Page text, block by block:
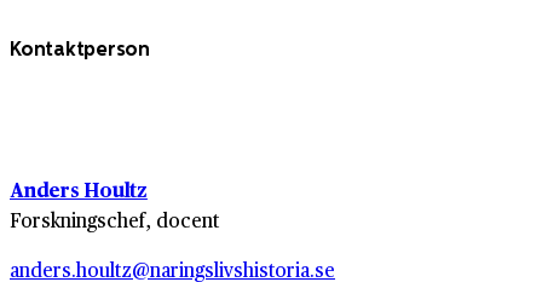
Kontaktperson
Anders Houltz
Forskningschef, docent
anders.houltz@naringslivshistoria.se